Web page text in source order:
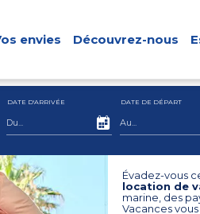
envies Découvrez-nous
DATE D'ARRIVÉE DATE DE DÉPART
Évadez-vous
location de
marine, des
Vacances